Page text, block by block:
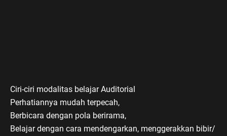
Ciri-ciri modalitas belajar Auditorial
Perhatiannya mudah terpecah,
Berbicara dengan pola berirama,
Belajar dengan cara mendengarkan, menggerakkan bibir/